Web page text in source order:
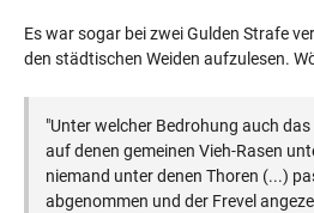
Es war sogar bei zwei Gulden Strafe
den städtischen Weiden aufzulesen.
"Unter welcher Bedrohung auch
auf denen gemeinen Vieh-Rasen
niemand unter denen Thoren (...)
abgenommen und der Frevel